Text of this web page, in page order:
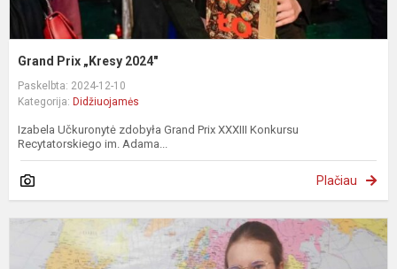
Grand Prix „Kresy 2024"
Paskelbta: 2024-12-10
Kategorija: Didžiuojamės
Izabela Učkuronytė zdobyła Grand Prix XXXIII Konkursu
Recytatorskiego im. Adama...
Plačiau